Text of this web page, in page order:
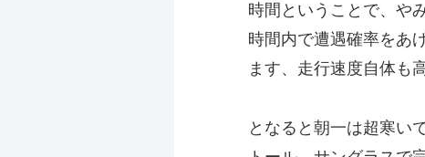
時間 ということで、や
時間内で遭遇確率をあ
ます、走行速度自体も
となると朝一は超寒い